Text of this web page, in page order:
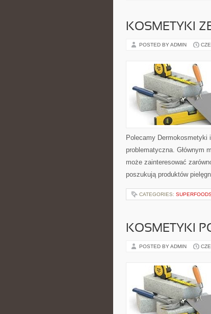
KOSMETYKI
POSTED BY ADMIN
Polecamy
problematyczna. Głównym
może zainteresować
poszukują produktów
CATEGORIES:
KOSMETYKI
POSTED BY ADMIN